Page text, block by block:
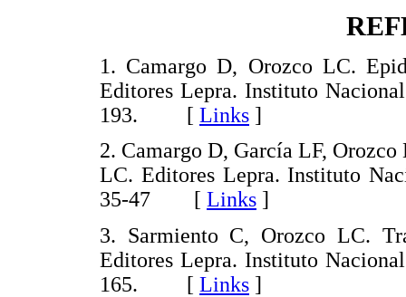
1. Camargo D, Orozco LC.
Editores Lepra. Instituto
193. [ Links ]
2. Camargo D, García LF,
LC. Editores Lepra. Instituto
35-47 [ Links ]
3. Sarmiento C, Orozco LC.
Editores Lepra. Instituto
165. [ Links ]